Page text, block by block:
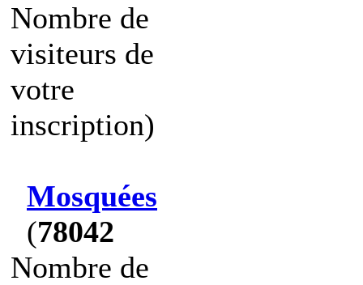
Nombre de
visiteurs de
votre
inscription)
Mosquées
(78042
Nombre de